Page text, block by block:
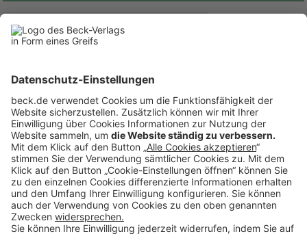
BECK Stellenmarkt